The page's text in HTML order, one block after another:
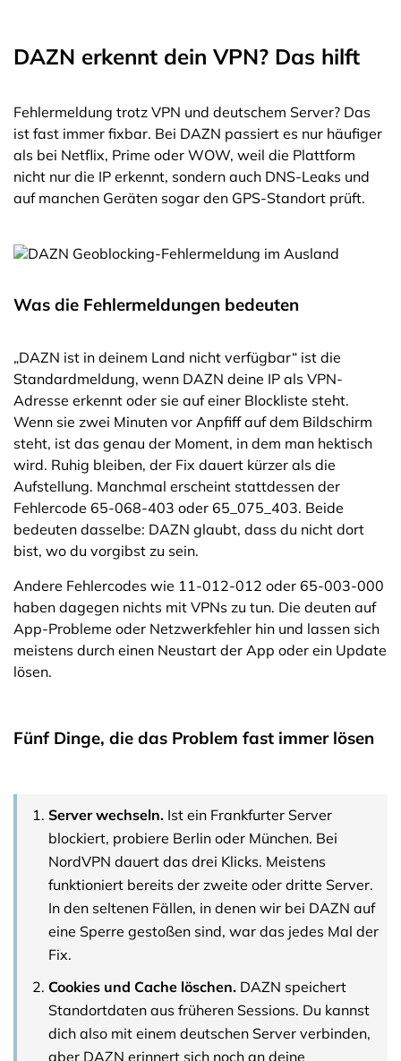
DAZN erkennt dein VPN? Das hilft
Fehlermeldung trotz VPN und deutschem Server? Das
ist fast immer fixbar. Bei DAZN passiert es nur häufiger
als bei Netflix, Prime oder WOW, weil die Plattform
nicht nur die IP erkennt, sondern auch DNS-Leaks und
auf manchen Geräten sogar den GPS-Standort prüft.
Was die Fehlermeldungen bedeuten
„DAZN ist in deinem Land nicht verfügbar“ ist die
Standardmeldung, wenn DAZN deine IP als VPN-
Adresse erkennt oder sie auf einer Blockliste steht.
Wenn sie zwei Minuten vor Anpfiff auf dem Bildschirm
steht, ist das genau der Moment, in dem man hektisch
wird. Ruhig bleiben, der Fix dauert kürzer als die
Aufstellung. Manchmal erscheint stattdessen der
Fehlercode 65-068-403 oder 65_075_403. Beide
bedeuten dasselbe: DAZN glaubt, dass du nicht dort
bist, wo du vorgibst zu sein.
Andere Fehlercodes wie 11-012-012 oder 65-003-000
haben dagegen nichts mit VPNs zu tun. Die deuten auf
App-Probleme oder Netzwerkfehler hin und lassen sich
meistens durch einen Neustart der App oder ein Update
lösen.
Fünf Dinge, die das Problem fast immer lösen
Server wechseln. Ist ein Frankfurter Server
blockiert, probiere Berlin oder München. Bei
NordVPN dauert das drei Klicks. Meistens
funktioniert bereits der zweite oder dritte Server.
In den seltenen Fällen, in denen wir bei DAZN auf
eine Sperre gestoßen sind, war das jedes Mal der
Fix.
Cookies und Cache löschen. DAZN speichert
Standortdaten aus früheren Sessions. Du kannst
dich also mit einem deutschen Server verbinden,
aber DAZN erinnert sich noch an deine